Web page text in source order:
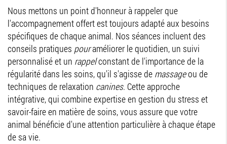
Nous mettons un point d'honneur à rappeler que
l'accompagnement offert est toujours adapté aux besoins
spécifiques de chaque animal. Nos séances incluent des
conseils pratiques pouraméliorer le quotidien, un suivi
personnalisé et un rappelconstant de l'importance de la
régularité dans les soins, qu'il s'agisse de massageou de
techniques de relaxation canines. Cette approche
intégrative, qui combine expertise en gestion du stress et
savoir-faire en matière de soins, vous assure que votre
animal bénéficie d'une attention particulière à chaque étape
de sa vie.